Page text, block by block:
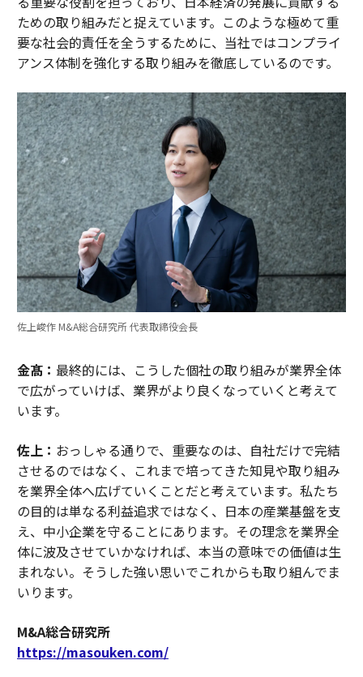
ための取り組みだと捉えています。このような極めて重
要な社会的責任を全うするために、当社ではコンプライ
アンス体制を強化する取り組みを徹底しているのです。
佐上峻作 M&A総合研究所 代表取締役会長
金髙： 最終的には、こうした個社の取り組みが業界全体
で広がっていけば、業界がより良くなっていくと考えて
います。
佐上： おっしゃる通りで、重要なのは、自社だけで完結
させるのではなく、これまで培ってきた知見や取り組み
を業界全体へ広げていくことだと考えています。私たち
の目的は単なる利益追求ではなく、日本の産業基盤を支
え、中小企業を守ることにあります。その理念を業界全
体に波及させていかなければ、本当の意味での価値は生
まれない。そうした強い思いでこれからも取り組んでま
いります。
M&A総合研究所
https://masouken.com/